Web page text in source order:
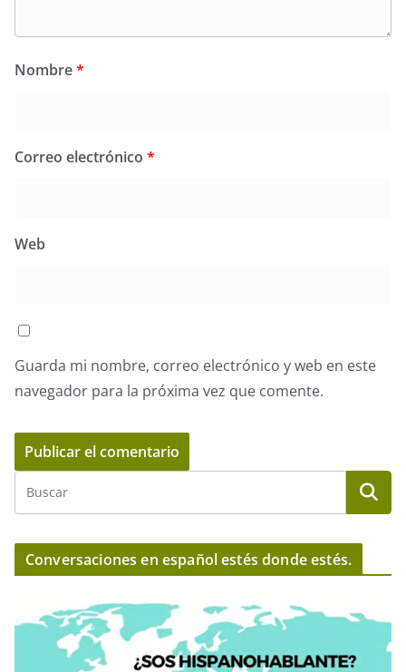
Nombre*
Correo electrónico *
Web
Guarda mi nombre, correo electrónico y web en este
navegador para la próxima vez que comente.
Conversaciones en español estés donde estés.
e